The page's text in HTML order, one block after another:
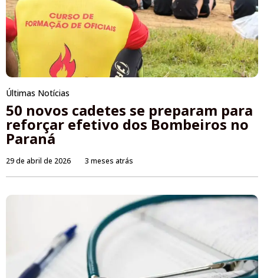
Últimas Notícias
50 novos cadetes se preparam para
reforçar efetivo dos Bombeiros no
Paraná
29 de abril de 2026 3 meses atrás